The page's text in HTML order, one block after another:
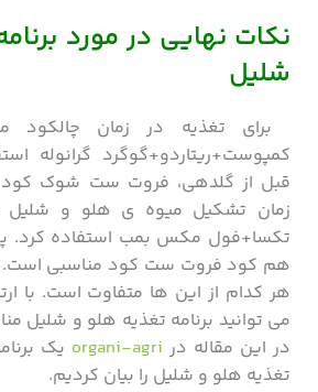
نکات نهایی در مورد
شلیل
برای تغذیه در زمان چالکود
کمپوست+ریتاردو+گوگرد گرانوله
قبل از گلدهی، فروت ست شوک کود
زمان تشکیل میوه ی هلو و شلیل
تکسا+فول مکس بمب استفاده کرد.
هم کود فروت ست کود مناسبی است.
هر کدام از این ها متفاوت است. با
می توانید برنامه تغذیه هلو و شلیل
در این مقاله در
یک
تغذیه هلو و شلیل را بیان کردیم.